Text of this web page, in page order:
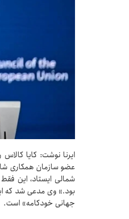
ایرنا نوشت: کایا
عضو سازمان همکاری
شمالی ایستاد، این
بود.» وی مدعی شد که
جهانی خودکامه» است.